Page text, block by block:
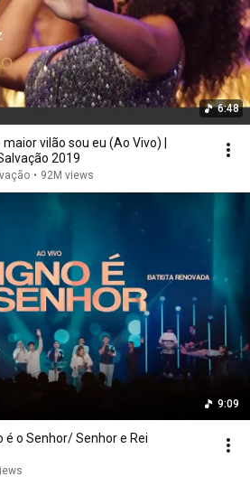
6:48
vilão sou eu (Ao Vivo) |
2019
• 92M views
9:09
é o Senhor/ Senhor e Rei